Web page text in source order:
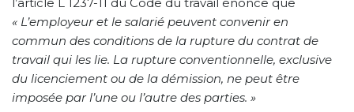
« L’employeur et le salarié peuvent convenir en
commun des conditions de la rupture du contrat de
travail qui les lie. La rupture conventionnelle, exclusive
du licenciement ou de la démission, ne peut être
imposée par l’une ou l’autre des parties. »